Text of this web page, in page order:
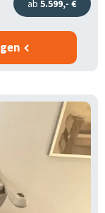
ab 5.599,- €